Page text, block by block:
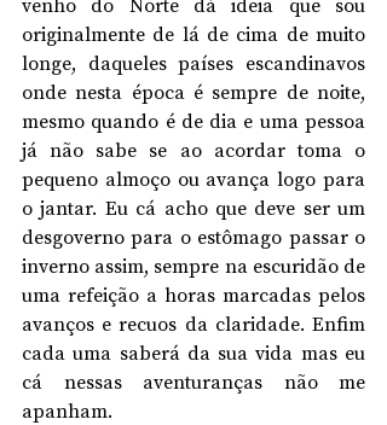
originalmente de lá de cima de muito
longe, daqueles países escandinavos
onde nesta época é sempre de noite,
mesmo quando é de dia e uma pessoa
já não sabe se ao acordar toma o
pequeno almoço ou avança logo para
o jantar. Eu cá acho que deve ser um
desgoverno para o estômago passar o
inverno assim, sempre na escuridão de
uma refeição a horas marcadas pelos
avanços e recuos da claridade. Enfim
cada uma saberá da sua vida mas eu
cá nessas aventuranças não me
apanham.